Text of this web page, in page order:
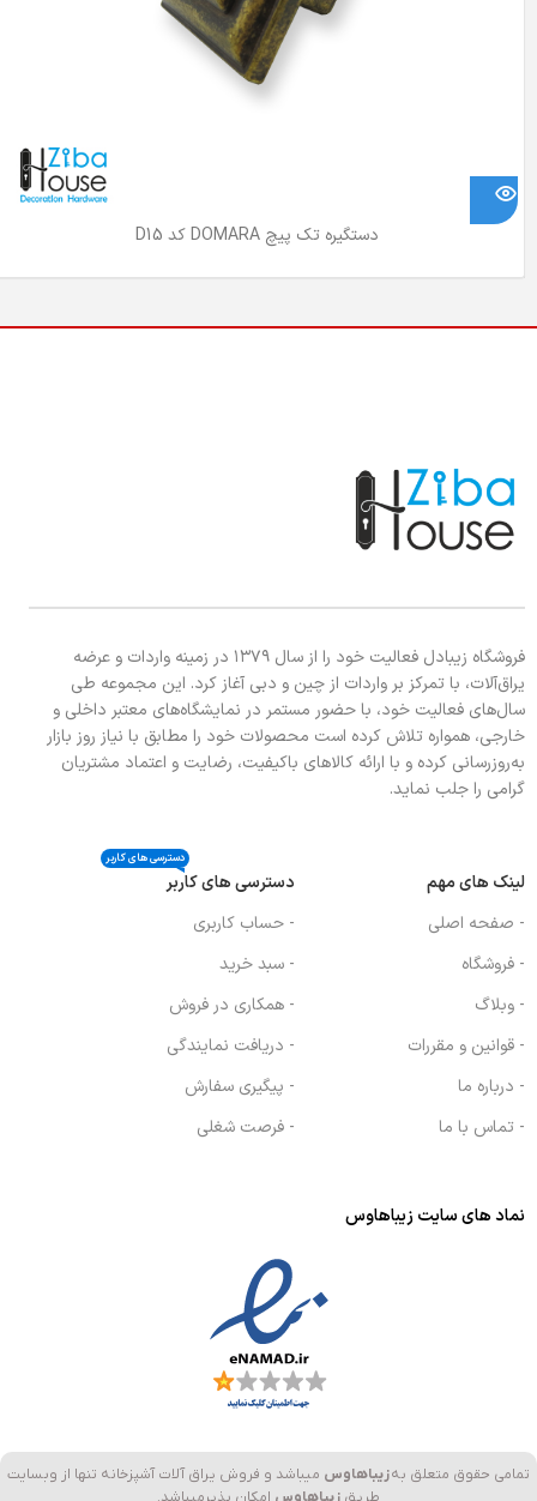
دستگیره تک پیچ DOMARA کد D15
فروشگاه زیبادل فعالیت خود را از سال ۱۳۷۹ در زمینه واردات و عرضه
یراق‌آلات، با تمرکز بر واردات از چین و دبی آغاز کرد. این مجموعه طی
سال‌های فعالیت خود، با حضور مستمر در نمایشگاه‌های معتبر داخلی و
خارجی، همواره تلاش کرده است محصولات خود را مطابق با نیاز روز بازار
به‌روزرسانی کرده و با ارائه کالاهای باکیفیت، رضایت و اعتماد مشتریان
گرامی را جلب نماید.
لینک های مهم
- صفحه اصلی
- فروشگاه
- وبلاگ
- قوانین و مقررات
- درباره ما
- تماس با ما
دسترسی های کاربر
دسترسی های کاربر
- حساب کاربری
- سبد خرید
- همکاری در فروش
- دریافت نمایندگی
- پیگیری سفارش
- فرصت شغلی
نماد های سایت زیباهاوس
تمامی حقوق متعلق بهزیباهاوس میباشد و فروش یراق آلات آشپزخانه تنها از وبسایت
طریق زیباهاوس امکان پذیرمیباشد.